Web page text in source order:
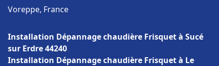
Voreppe, France
Installation Dépannage chaudière Frisquet à Sucé
sur Erdre 44240
Installation Dépannage chaudière Frisquet à Le